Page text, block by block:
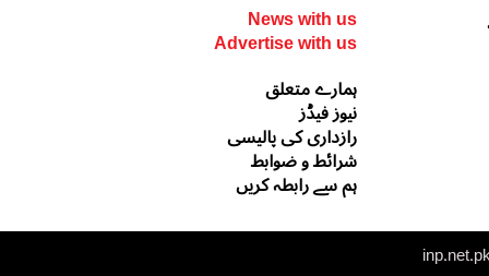
News with us
Advertise with us
ہمارے متعلق
نیوز فیڈز
رازداری کی پالیسی
شرائط و ضوابط
ہم سے رابطہ کریں